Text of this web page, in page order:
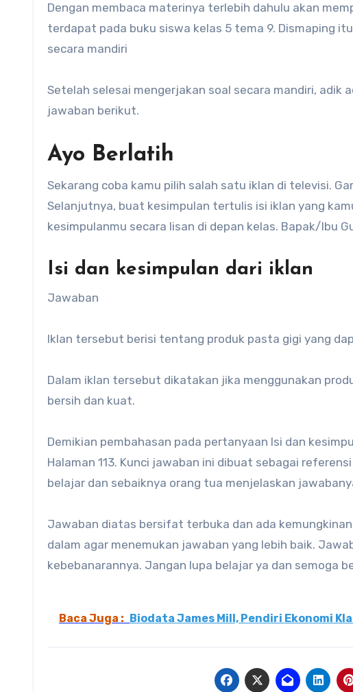
Dengan membaca materinya terlebih dahulu akan
terdapat pada buku siswa kelas 5 tema 9. Dismaping
secara mandiri
Setelah selesai mengerjakan soal secara mandiri, adik
jawaban berikut.
Ayo Berlatih
Sekarang coba kamu pilih salah satu iklan di televisi.
Selanjutnya, buat kesimpulan tertulis isi iklan yang
kesimpulanmu secara lisan di depan kelas. Bapak/Ibu
Isi dan kesimpulan dari iklan
Jawaban
Iklan tersebut berisi tentang produk pasta gigi yang
Dalam iklan tersebut dikatakan jika menggunakan
bersih dan kuat.
Demikian pembahasan pada pertanyaan Isi dan
Halaman 113. Kunci jawaban ini dibuat sebagai
belajar dan sebaiknya orang tua menjelaskan
Jawaban diatas bersifat terbuka dan ada
dalam agar menemukan jawaban yang lebih baik.
kebebanarannya. Jangan lupa belajar ya dan semoga
Baca Juga : Biodata James Mill, Pendiri Ekonomi